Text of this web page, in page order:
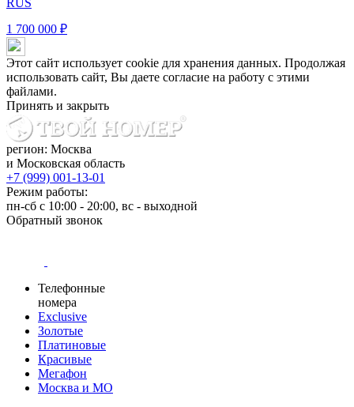
RUS
1 700 000 ₽
Этот сайт использует cookie для хранения данных. Продолжая
использовать сайт, Вы даете согласие на работу с этими
файлами.
Принять и закрыть
регион: Москва
и Московская область
+7 (999) 001-13-01
Режим работы:
пн-сб с 10:00 - 20:00, вс - выходной
Обратный звонок
Телефонные
номера
Exclusive
Золотые
Платиновые
Красивые
Мегафон
Москва и МО